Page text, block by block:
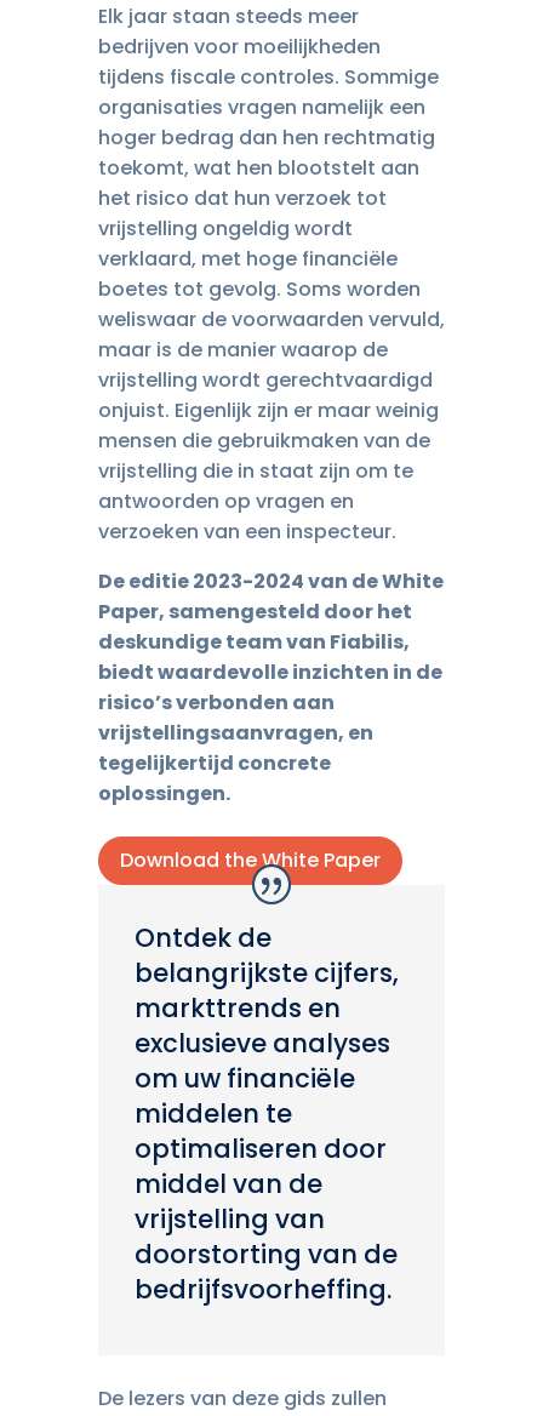
Elk jaar staan steeds meer
bedrijven voor moeilijkheden
tijdens fiscale controles. Sommige
organisaties vragen namelijk een
hoger bedrag dan hen rechtmatig
toekomt, wat hen blootstelt aan
het risico dat hun verzoek tot
vrijstelling ongeldig wordt
verklaard, met hoge financiële
boetes tot gevolg. Soms worden
weliswaar de voorwaarden vervuld,
maar is de manier waarop de
vrijstelling wordt gerechtvaardigd
onjuist. Eigenlijk zijn er maar weinig
mensen die gebruikmaken van de
vrijstelling die in staat zijn om te
antwoorden op vragen en
verzoeken van een inspecteur.
De editie 2023-2024 van de White
Paper, samengesteld door het
deskundige team van Fiabilis,
biedt waardevolle inzichten in de
risico’s verbonden aan
vrijstellingsaanvragen, en
tegelijkertijd concrete
oplossingen.
Download the White Paper
Ontdek de
belangrijkste cijfers,
markttrends en
exclusieve analyses
om uw financiële
middelen te
optimaliseren door
middel van de
vrijstelling van
doorstorting van de
bedrijfsvoorheffing.
De lezers van deze gids zullen